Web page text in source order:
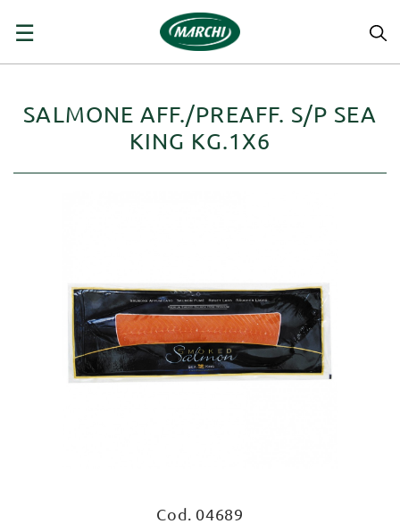
navigazione
☰
SALMONE AFF./PREAFF. S/P SEA
KING KG.1X6
Cod. 04689